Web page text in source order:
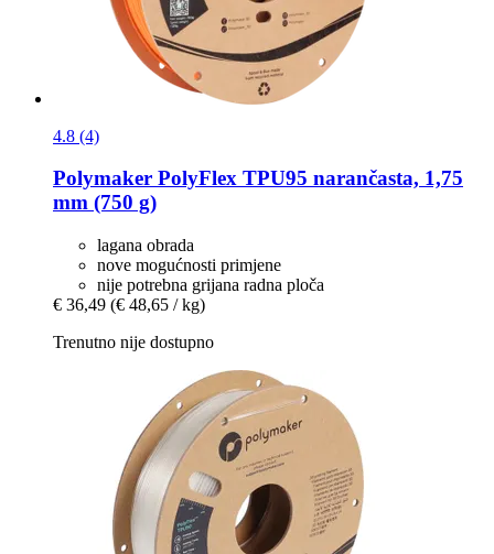
4.8 (4)
Polymaker PolyFlex TPU95 narančasta, 1,75
mm (750 g)
lagana obrada
nove mogućnosti primjene
nije potrebna grijana radna ploča
€ 36,49 (€ 48,65 / kg)
Trenutno nije dostupno